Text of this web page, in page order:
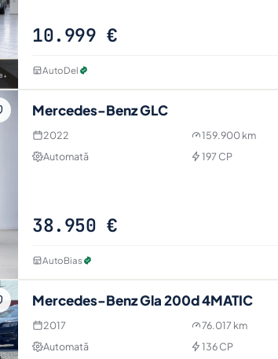
10.999 €
AutoDel
Mercedes-Benz GLC
2022 159.900 km
Automată
197 CP
38.950 €
AutoBias
Mercedes-Benz Gla 200d 4MATIC
2017 76.017 km
Automată
136 CP